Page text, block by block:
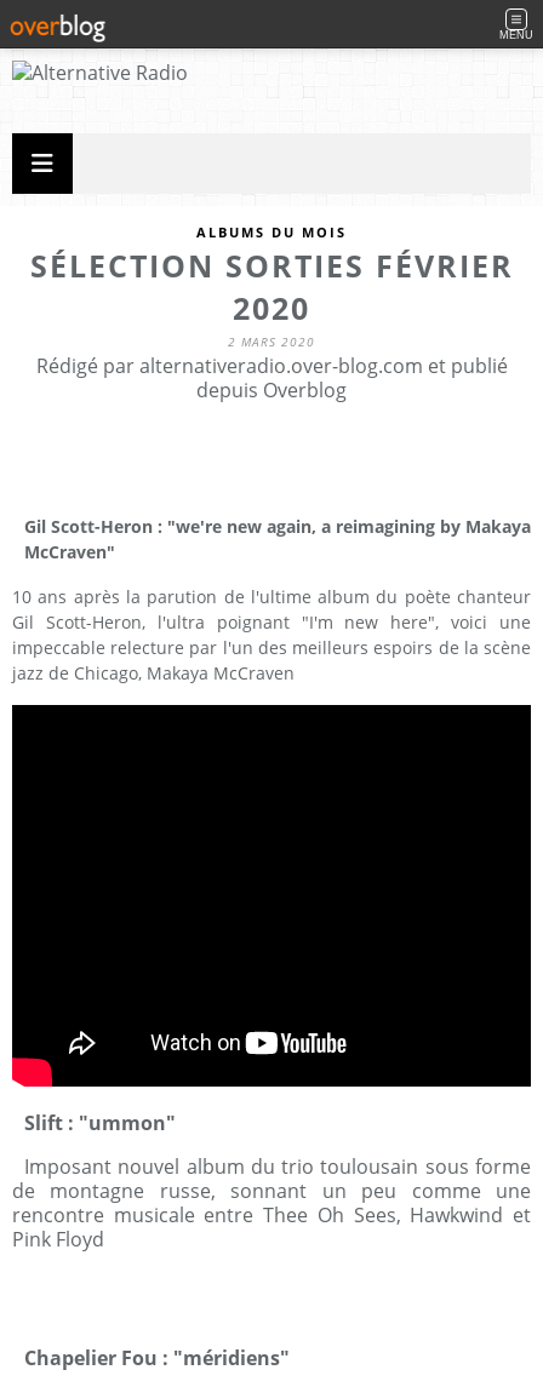
MENU
ALBUMS DU MOIS
SÉLECTION SORTIES FÉVRIER
2020
2 MARS 2020
Rédigé par alternativeradio.over-blog.com et publié
depuis Overblog
Gil Scott-Heron : "we're new again, a reimagining by Makaya
McCraven"
10 ans après la parution de l'ultime album du poète chanteur
Gil Scott-Heron, l'ultra poignant "I'm new here", voici une
impeccable relecture par l'un des meilleurs espoirs de la scène
jazz de Chicago, Makaya McCraven
Slift : "ummon"
Imposant nouvel album du trio toulousain sous forme
de montagne russe, sonnant un peu comme une
rencontre musicale entre Thee Oh Sees, Hawkwind et
Pink Floyd
Chapelier Fou : "méridiens"